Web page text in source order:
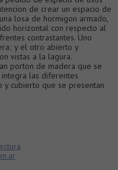
de crear un espacio de
losa de hormigon armado,
horizontal con respecto al
contrastantes. Uno
y el otro abierto y
vistas a la lagura.
porton de madera que se
las diferentes
y cubierto que se presentan